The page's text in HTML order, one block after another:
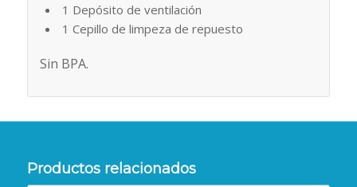
1 Depósito de ventilación
1 Cepillo de limpeza de repuesto
Sin BPA.
Productos relacionados